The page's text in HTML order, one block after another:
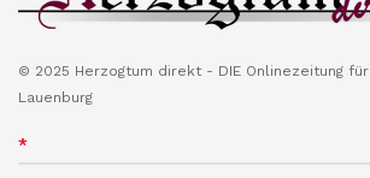
© 2025 Herzogtum direkt - DIE Onlinezeitung
Lauenburg
*